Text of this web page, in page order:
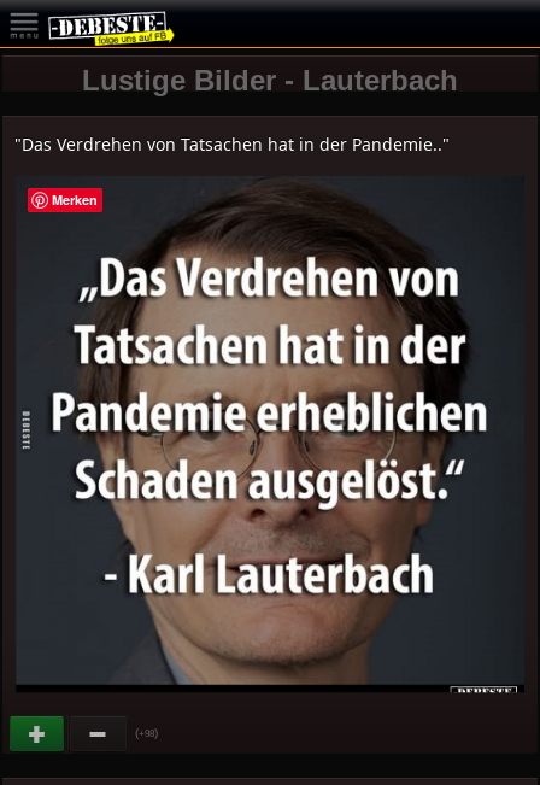
Lustige Bilder - Lauterbach
"Das Verdrehen von Tatsachen hat in der Pandemie.."
(+98)
Merken